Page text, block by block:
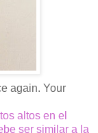
again. Your
altos en el
ser similar a la